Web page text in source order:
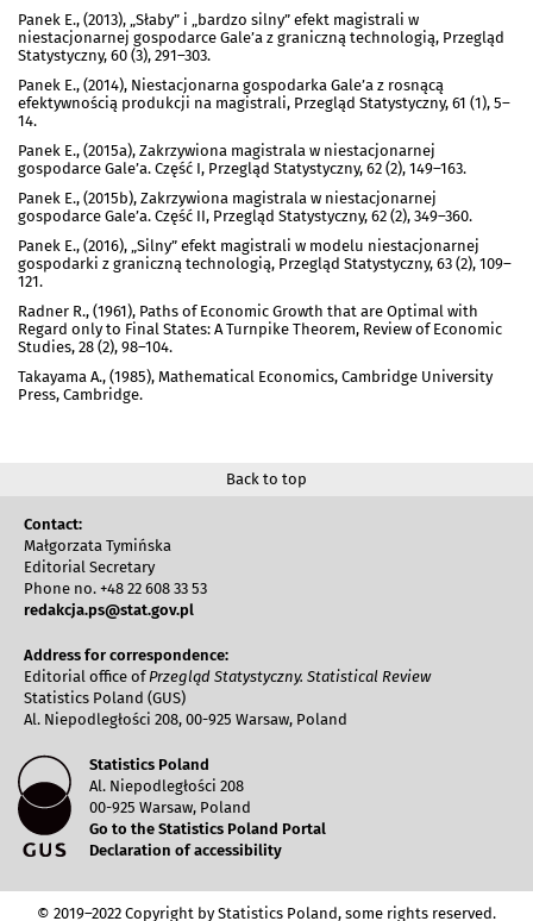
Panek E., (2013), „Słaby” i „bardzo silny” efekt magistrali w
niestacjonarnej gospodarce Gale’a z graniczną technologią, Przegląd
Statystyczny, 60 (3), 291–303.
Panek E., (2014), Niestacjonarna gospodarka Gale’a z rosnącą
efektywnością produkcji na magistrali, Przegląd Statystyczny, 61 (1), 5–
14.
Panek E., (2015a), Zakrzywiona magistrala w niestacjonarnej
gospodarce Gale’a. Część I, Przegląd Statystyczny, 62 (2), 149–163.
Panek E., (2015b), Zakrzywiona magistrala w niestacjonarnej
gospodarce Gale’a. Część II, Przegląd Statystyczny, 62 (2), 349–360.
Panek E., (2016), „Silny” efekt magistrali w modelu niestacjonarnej
gospodarki z graniczną technologią, Przegląd Statystyczny, 63 (2), 109–
121.
Radner R., (1961), Paths of Economic Growth that are Optimal with
Regard only to Final States: A Turnpike Theorem, Review of Economic
Studies, 28 (2), 98–104.
Takayama A., (1985), Mathematical Economics, Cambridge University
Press, Cambridge.
Back to top
Contact:
Małgorzata Tymińska
Editorial Secretary
Phone no. +48 22 608 33 53
redakcja.ps@stat.gov.pl
Address for correspondence:
Editorial office ofPrzegląd Statystyczny. Statistical Review
Statistics Poland (GUS)
Al. Niepodległości 208, 00-925 Warsaw, Poland
Statistics Poland
Al. Niepodległości 208
00-925 Warsaw, Poland
Go to the Statistics Poland Portal
Declaration of accessibility
© 2019–2022 Copyright by Statistics Poland, some rights reserved.